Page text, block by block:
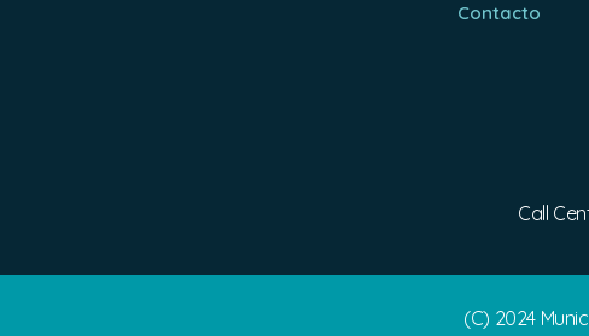
Contacto
Call
(C) 2024